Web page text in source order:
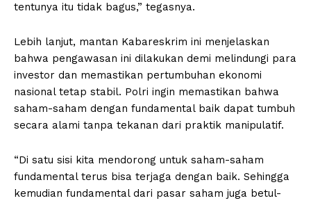
tentunya itu tidak bagus,” tegasnya.
Lebih lanjut, mantan Kabareskrim ini menjelaskan
bahwa pengawasan ini dilakukan demi melindungi para
investor dan memastikan pertumbuhan ekonomi
nasional tetap stabil. Polri ingin memastikan bahwa
saham-saham dengan fundamental baik dapat tumbuh
secara alami tanpa tekanan dari praktik manipulatif.
“Di satu sisi kita mendorong untuk saham-saham
fundamental terus bisa terjaga dengan baik. Sehingga
kemudian fundamental dari pasar saham juga betul-